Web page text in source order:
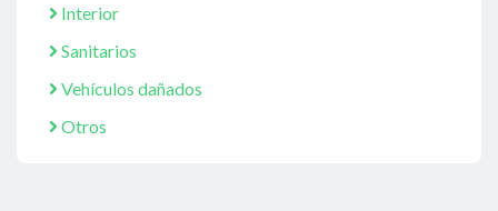
Interior
Sanitarios
Vehículos dañados
Otros